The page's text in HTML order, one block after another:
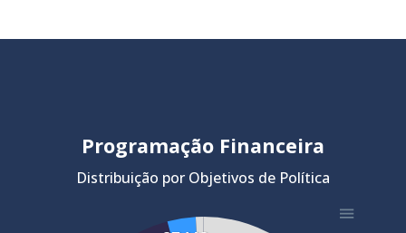
Programação Financeira
Distribuição por Objetivos de Política